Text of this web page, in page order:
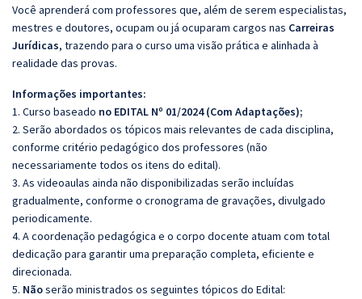
Você aprenderá com professores que, além de serem especialistas,
mestres e doutores, ocupam ou já ocuparam cargos nas Carreiras
Jurídicas, trazendo para o curso uma visão prática e alinhada à
realidade das provas.
Informações importantes:
1. Curso baseado no EDITAL Nº 01/2024 (Com Adaptações);
2. Serão abordados os tópicos mais relevantes de cada disciplina,
conforme critério pedagógico dos professores (não
necessariamente todos os itens do edital).
3. As videoaulas ainda não disponibilizadas serão incluídas
gradualmente, conforme o cronograma de gravações, divulgado
periodicamente.
4. A coordenação pedagógica e o corpo docente atuam com total
dedicação para garantir uma preparação completa, eficiente e
direcionada.
5. Nãoserão ministrados os seguintes tópicos do Edital: